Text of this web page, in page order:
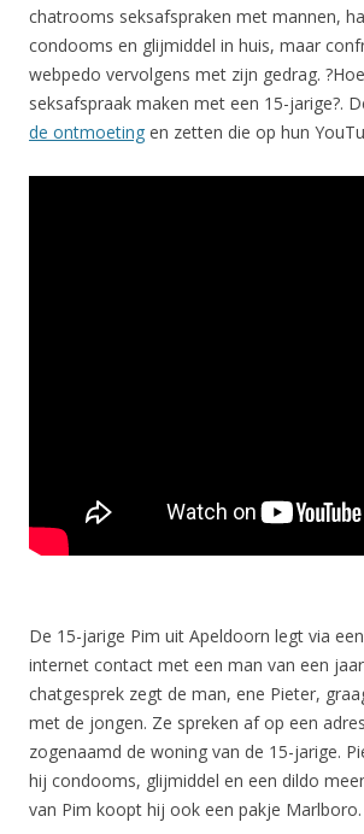
chatrooms seksafspraken met mannen,
condooms en glijmiddel in huis, maar
webpedo vervolgens met zijn gedrag.
seksafspraak maken met een 15-jarige?.
de ontmoeting en zetten die op hun
De 15-jarige Pim uit Apeldoorn legt via
internet contact met een man van een
chatgesprek zegt de man, ene Pieter,
met de jongen. Ze spreken af op een
zogenaamd de woning van de 15-jarige.
hij condooms, glijmiddel en een dildo
van Pim koopt hij ook een pakje Marlboro.